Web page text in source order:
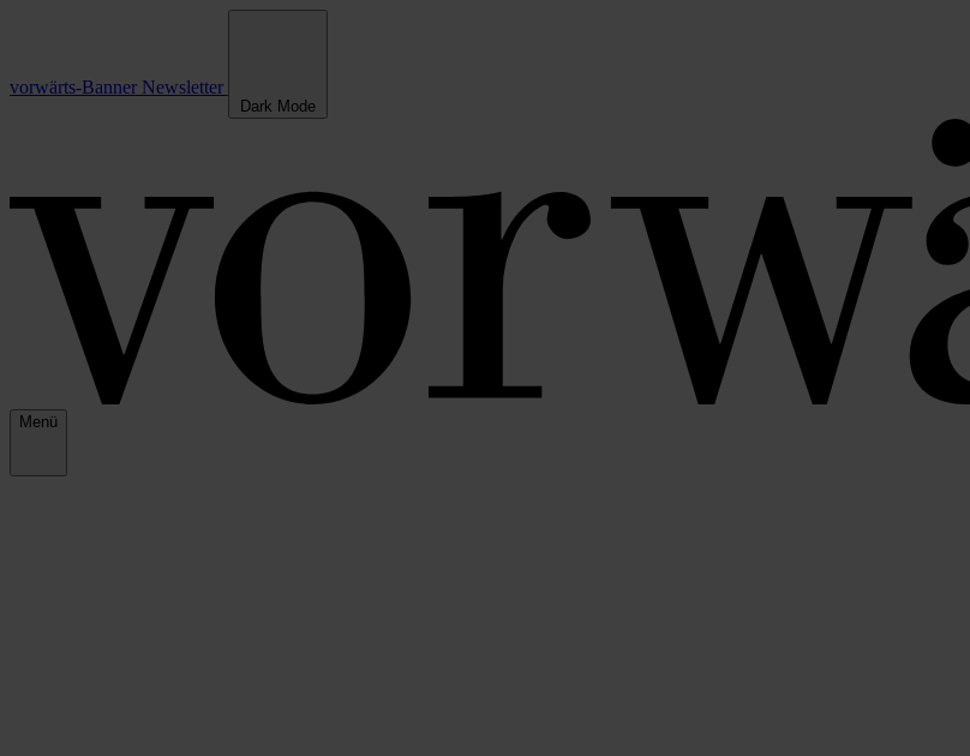
vorwärts-Banner Newsletter
Dark Mode
Menü